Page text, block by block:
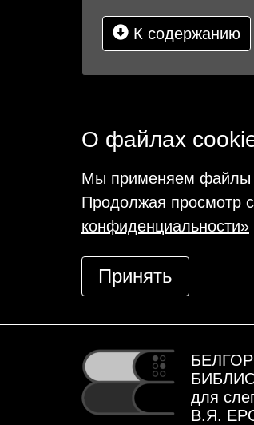
К содержанию
О файлах
Мы применяем файлы
Продолжая просмотр
конфиденциальности»
Принять
для
В.Я.